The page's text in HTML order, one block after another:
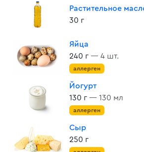
Растительное
30 г
Яйца
240 г — 4 шт.
аллерген
Йогурт
130 г — 130 мл
аллерген
Сыр
250 г